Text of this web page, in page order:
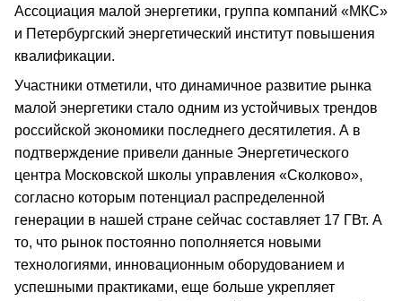
Ассоциация малой энергетики, группа компаний «МКС»
и Петербургский энергетический институт повышения
квалификации.
Участники отметили, что динамичное развитие рынка
малой энергетики стало одним из устойчивых трендов
российской экономики последнего десятилетия. А в
подтверждение привели данные Энергетического
центра Московской школы управления «Сколково»,
согласно которым потенциал распределенной
генерации в нашей стране сейчас составляет 17 ГВт. А
то, что рынок постоянно пополняется новыми
технологиями, инновационным оборудованием и
успешными практиками, еще больше укрепляет